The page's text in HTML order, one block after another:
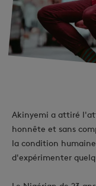
Akinyemi a attiré
honnête et sans
la condition
d'expérimenter